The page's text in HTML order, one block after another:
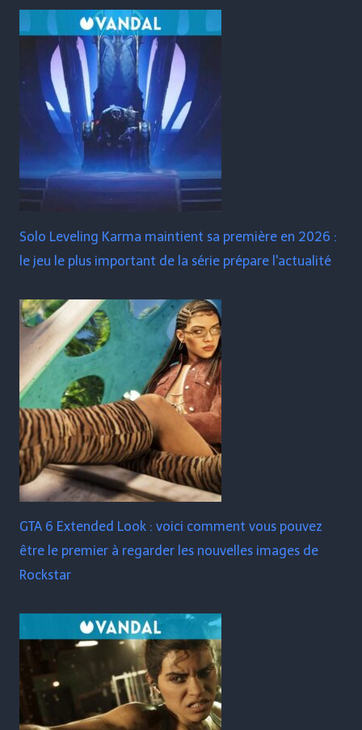
Solo Leveling Karma maintient sa première en 2026 :
le jeu le plus important de la série prépare l'actualité
GTA 6 Extended Look : voici comment vous pouvez
être le premier à regarder les nouvelles images de
Rockstar